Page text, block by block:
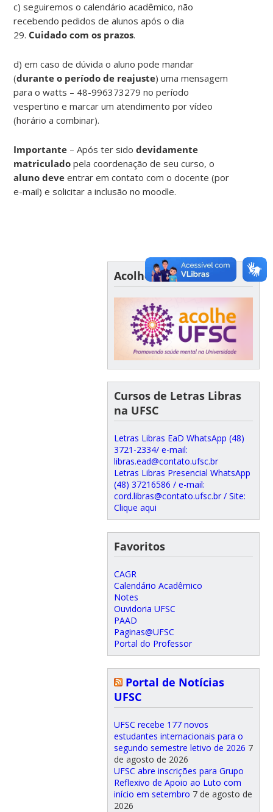
c) seguiremos o calendário acadêmico, não
recebendo pedidos de alunos após o dia
29. Cuidado com os prazos.
d) em caso de dúvida o aluno pode mandar
(durante o período de reajuste) uma mensagem
para o watts – 48-996373279 no período
vespertino e marcar um atendimento por vídeo
(horário a combinar).
Importante – Após ter sidodevidamente
matriculado pela coordenação de seu curso, o
aluno deve entrar em contato com o docente (por
e-mail) e solicitar a inclusão no moodle.
Acolhe UFSC
Cursos de Letras Libras
na UFSC
Letras Libras EaD WhatsApp (48)
3721-2334/ e-mail:
libras.ead@contato.ufsc.br
Letras Libras Presencial WhatsApp
(48) 37216586 / e-mail:
cord.libras@contato.ufsc.br / Site:
Clique aqui
Favoritos
CAGR
Calendário Acadêmico
Notes
Ouvidoria UFSC
PAAD
Paginas@UFSC
Portal do Professor
Portal de Notícias
UFSC
UFSC recebe 177 novos
estudantes internacionais para o
segundo semestre letivo de 2026 7
de agosto de 2026
UFSC abre inscrições para Grupo
Reflexivo de Apoio ao Luto com
início em setembro 7 de agosto de
2026